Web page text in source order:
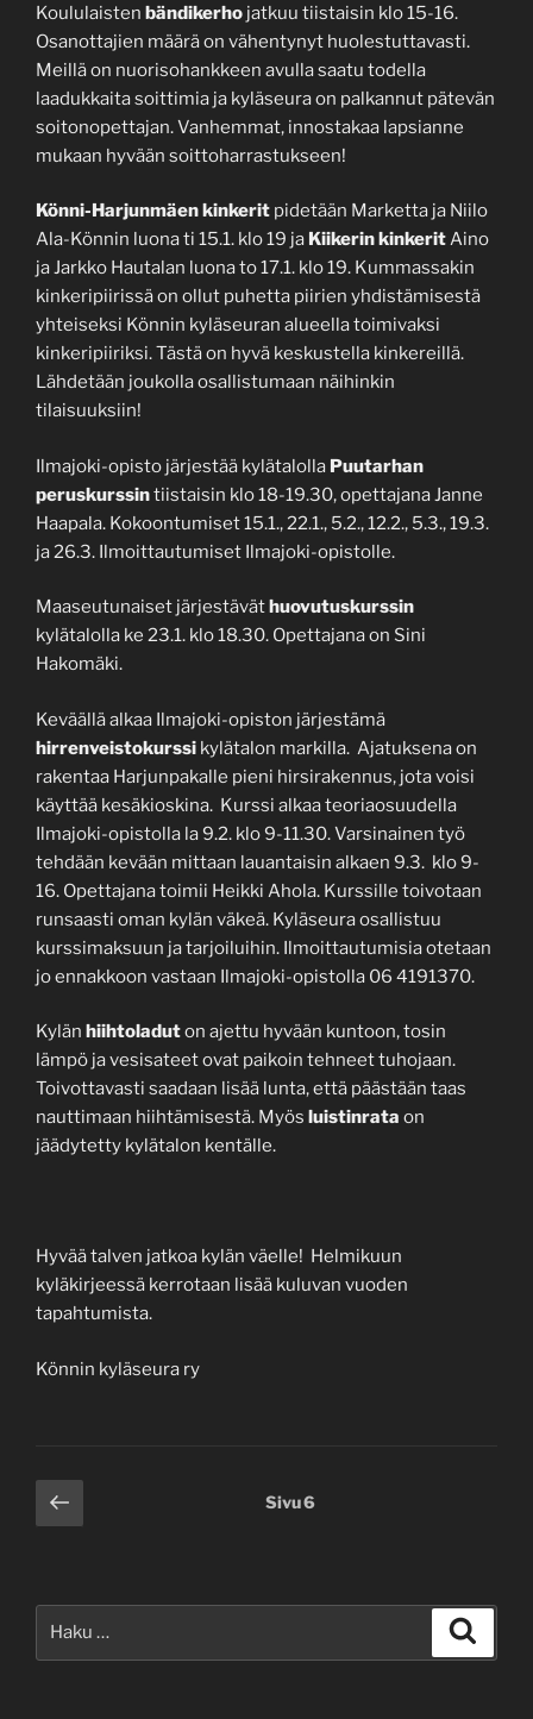
Koululaisten bändikerho jatkuu tiistaisin klo 15-16.
Osanottajien määrä on vähentynyt huolestuttavasti.
Meillä on nuorisohankkeen avulla saatu todella
laadukkaita soittimia ja kyläseura on palkannut pätevän
soitonopettajan. Vanhemmat, innostakaa lapsianne
mukaan hyvään soittoharrastukseen!
Könni-Harjunmäen kinkerit pidetään Marketta ja Niilo
Ala-Könnin luona ti 15.1. klo 19 ja Kiikerin kinkeritAino
ja Jarkko Hautalan luona to 17.1. klo 19. Kummassakin
kinkeripiirissä on ollut puhetta piirien yhdistämisestä
yhteiseksi Könnin kyläseuran alueella toimivaksi
kinkeripiiriksi. Tästä on hyvä keskustella kinkereillä.
Lähdetään joukolla osallistumaan näihinkin
tilaisuuksiin!
Ilmajoki-opisto järjestää kylätalolla Puutarhan
peruskurssintiistaisin klo 18-19.30, opettajana Janne
Haapala. Kokoontumiset 15.1., 22.1., 5.2., 12.2., 5.3., 19.3.
ja 26.3. Ilmoittautumiset Ilmajoki-opistolle.
Maaseutunaiset järjestävät huovutuskurssin
kylätalolla ke 23.1. klo 18.30. Opettajana on Sini
Hakomäki.
Keväällä alkaa Ilmajoki-opiston järjestämä
hirrenveistokurssi kylätalon markilla. Ajatuksena on
rakentaa Harjunpakalle pieni hirsirakennus, jota voisi
käyttää kesäkioskina. Kurssi alkaa teoriaosuudella
Ilmajoki-opistolla la 9.2. klo 9-11.30. Varsinainen työ
tehdään kevään mittaan lauantaisin alkaen 9.3. klo 9-
16. Opettajana toimii Heikki Ahola. Kurssille toivotaan
runsaasti oman kylän väkeä. Kyläseura osallistuu
kurssimaksuun ja tarjoiluihin. Ilmoittautumisia otetaan
jo ennakkoon vastaan Ilmajoki-opistolla 06 4191370.
Kylän hiihtoladuton ajettu hyvään kuntoon, tosin
lämpö ja vesisateet ovat paikoin tehneet tuhojaan.
Toivottavasti saadaan lisää lunta, että päästään taas
nauttimaan hiihtämisestä. Myös luistinrata on
jäädytetty kylätalon kentälle.
Hyvää talven jatkoa kylän väelle! Helmikuun
kyläkirjeessä kerrotaan lisää kuluvan vuoden
tapahtumista.
Könnin kyläseura ry
Artikkelien
sivutus
Edellinen
sivu
Sivu6